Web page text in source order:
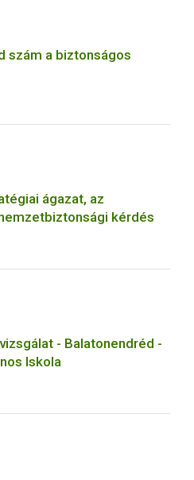
szám a biztonságos
ágazat, az
kérdés
- Balatonendréd -
Iskola